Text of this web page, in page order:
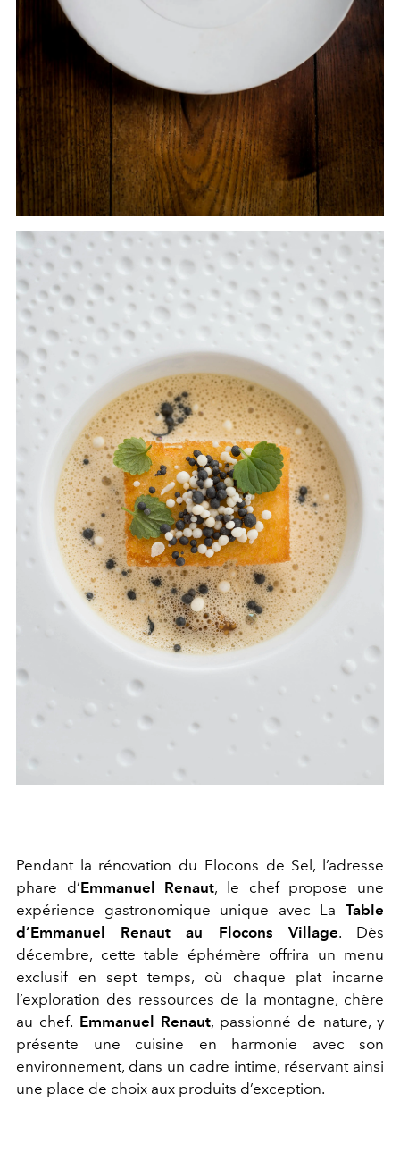
Pendant la rénovation du Flocons de Sel, l’adresse
phare d’Emmanuel Renaut, le chef propose une
expérience gastronomique unique avec LaTable
d’Emmanuel Renaut au Flocons Village. Dès
décembre, cette table éphémère offrira un menu
exclusif en sept temps, où chaque plat incarne
l’exploration des ressources de la montagne, chère
au chef. Emmanuel Renaut, passionné de nature, y
présente une cuisine en harmonie avec son
environnement, dans un cadre intime, réservant ainsi
une place de choix aux produits d’exception.